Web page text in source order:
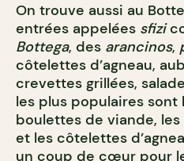
On trouve aussi au
entrées appelées sfizi
Bottega, des arancinos,
côtelettes d’agneau,
crevettes grillées,
les plus populaires sont
boulettes de viande, les
et les côtelettes
un coup de cœur pour